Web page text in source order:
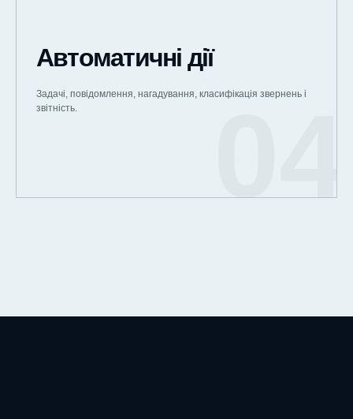
Автоматичні дії
Задачі, повідомлення, нагадування, класифікація звернень і
звітність.